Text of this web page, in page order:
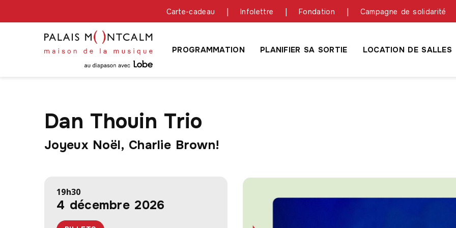
Carte-cadeau Infolettre Fondation Campagne de solidarité
PROGRAMMATION PLANIFIER SA SORTIE LOCATION DE SALLES
Dan Thouin Trio
Joyeux Noël, Charlie Brown!
19h30
4 décembre 2026